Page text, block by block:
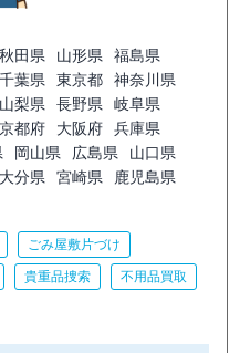
秋田県 山形県
福島県
千葉県 東京都
神奈川県
山梨県 長野県
岐阜県
京都府 大阪府
兵庫県
岡山県 広島県
山口県
大分県 宮崎県
鹿児島県
ごみ屋敷片づけ
貴重品捜索
不用品買取